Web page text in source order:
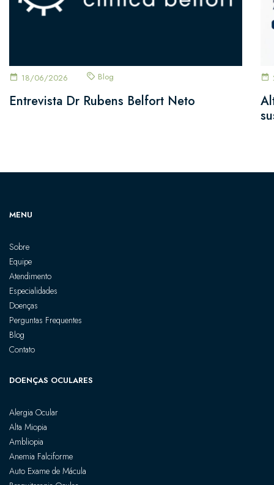
18/06/2026 Blog
Entrevista Dr Rubens Belfort Neto
MENU
Sobre
Equipe
Atendimento
Especialidades
Doenças
Perguntas Frequentes
Blog
Contato
DOENÇAS OCULARES
Alergia Ocular
Alta Miopia
Ambliopia
Anemia Falciforme
Auto Exame de Mácula